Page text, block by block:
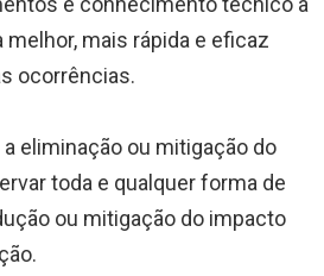
mais rápida e eficaz
ocorrências.
eliminação ou mitigação do
toda e qualquer forma de
ou mitigação do impacto